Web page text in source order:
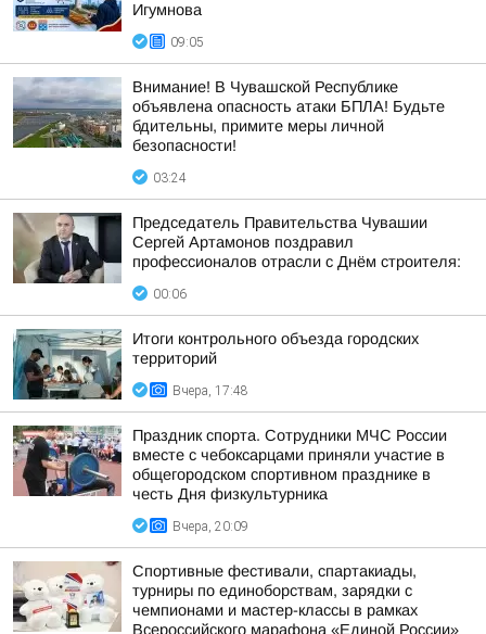
Игумнова
09:05
Внимание! В Чувашской Республике
объявлена опасность атаки БПЛА! Будьте
бдительны, примите меры личной
безопасности!
03:24
Председатель Правительства Чувашии
Сергей Артамонов поздравил
профессионалов отрасли с Днём строителя:
00:06
Итоги контрольного объезда городских
территорий
Вчера, 17:48
Праздник спорта. Сотрудники МЧС России
вместе с чебоксарцами приняли участие в
общегородском спортивном празднике в
честь Дня физкультурника
Вчера, 20:09
Спортивные фестивали, спартакиады,
турниры по единоборствам, зарядки с
чемпионами и мастер-классы в рамках
Всероссийского марафона «Единой России»